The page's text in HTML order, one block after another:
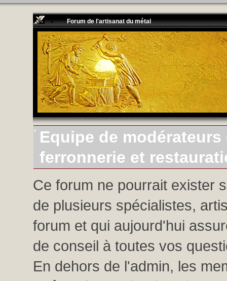
Forum de l'artisanat du métal
Equipe de
ferronnerie et
Ce forum ne pourrait exister
de plusieurs spécialistes,
forum et qui aujourd'hui
de conseil à toutes vos
En dehors de l'admin, les